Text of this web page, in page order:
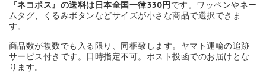
『ネコポス』の送料は日本全国一律330円 です。ワッペンやネー
ムタグ、くるみボタンなどサイズが小さな商品で選択できま
す。
商品数が複数でも入る限り、同梱致します。ヤマト運輸の追跡
サービス付きです。日時指定不可。ポスト投函でのお届けとな
ります。